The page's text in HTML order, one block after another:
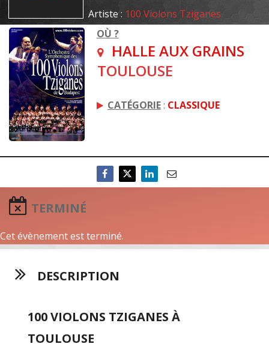
Artiste : 100 Violons Tziganes
OÙ ?
HALLE AUX GRAINS
TOULOUSE
CATÉGORIE: CLASSIQUE
TERMINÉ
Cet évènement est terminé.
DESCRIPTION
100 VIOLONS TZIGANES À
TOULOUSE